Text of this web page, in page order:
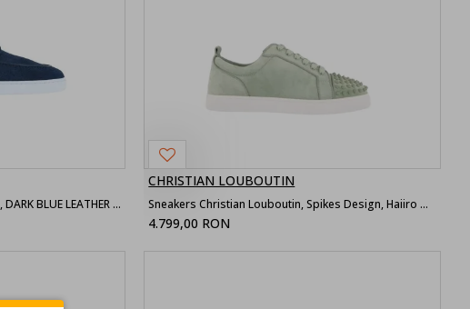
Loafers CHRISTIAN LOUBOUTIN, DARK BLUE LEATHER LOAFERS
CHRISTIAN LOUBOUTIN
Sneakers Christian Louboutin, Spikes Design, Haiiro Green
4.799,00 RON